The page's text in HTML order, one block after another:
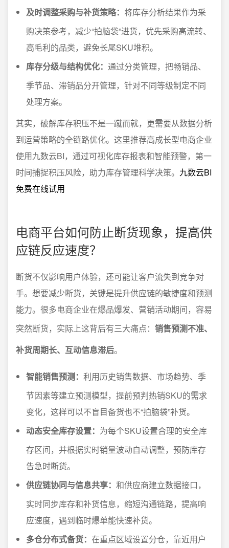
及时调整采购与补货策略： 将库存分析结果作为采
购决策参考，减少“拍脑袋”进货，优先采购高流转、
高毛利的品类，避免长尾SKU堆积。
库存分级与结构优化： 通过分类管理，把畅销品、
季节品、滞销品分开管理，针对不同等级制定不同
处理方案。
其实，破解库存积压不是一蹴而就，更需要从数据分析
到运营策略的全链路优化。这里推荐高成长型电商企业
使用九数云BI，通过可视化库存报表和智能预警，第一
时间捕捉积压风险，助力库存管理科学决策。 九数云BI
免费在线试用
电商平台如何防止断货现象，提高供
应链反应速度？
断货不仅影响用户体验，还可能让客户流失到竞争对
手。想要减少断货，关键是提升供应链的敏捷度和预测
能力。很多电商企业在爆品爆发、营销活动期间，容易
突然断货，实际上这背后有三大痛点： 销售预测不准、
补货周期长、互动信息滞后。
智能销售预测： 利用历史销售数据、市场趋势、季
节因素等建立预测模型，提前预判热销SKU的需求
变化，这样可以不盲目备货也不“拍脑袋”补货。
动态安全库存设置： 为每个SKU设置合理的安全库
存区间，并根据实时销量波动自动调整，预防库存
告急时断货。
供应链协同与信息共享： 和供应商建立数据接口，
实时同步库存和补货信息，缩短沟通链路，提高响
应速度，遇到临时爆单能快速补货。
多仓分布式备货： 在重点区域设置分仓，靠近用户